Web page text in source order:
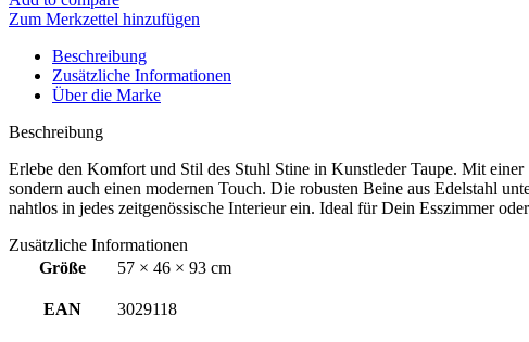
Zum Merkzettel hinzufügen
Beschreibung
Zusätzliche Informationen
Über die Marke
Beschreibung
Erlebe den Komfort und Stil des Stuhl Stine in Kunstleder Taupe. Mit
sondern auch einen modernen Touch. Die robusten Beine aus Edelstahl
nahtlos in jedes zeitgenössische Interieur ein. Ideal für Dein Esszimmer
Zusätzliche Informationen
Größe
57 × 46 × 93 cm
EAN 3029118